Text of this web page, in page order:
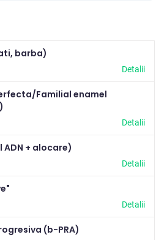
2
2
mici
barba)
Detalii
Familial enamel
Detalii
+ alocare)
Detalii
Detalii
(b-PRA)